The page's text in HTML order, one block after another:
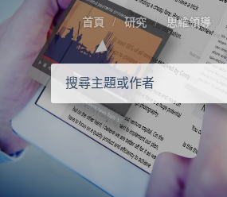
首頁 研究 思維領導